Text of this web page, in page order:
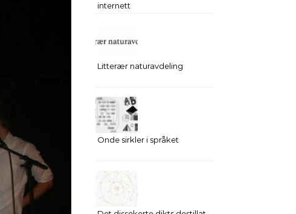
internett
Litterær naturavdeling
Onde sirkler i språket